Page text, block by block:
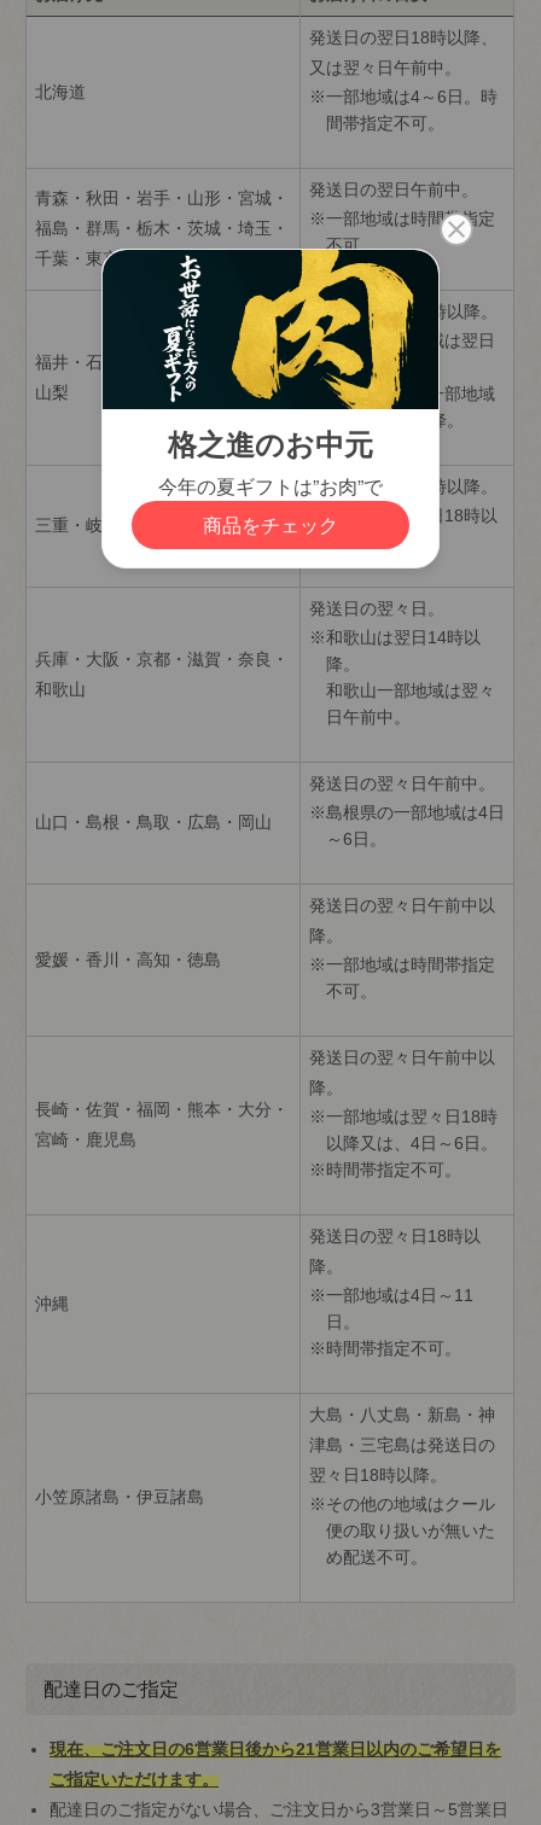
北海道
発送日の翌日18時以降、
又は翌々日午前中。
一部地域は4～6日。時
間帯指定不可。
青森・秋田・岩手・山形・宮城・
福島・群馬・栃木・茨城・埼玉・
千葉・東京・神奈川
発送日の翌日午前中。
一部地域は時間帯指定
不可。
福井・石川・富山・新潟・長野・
山梨
発送日の翌日14時以降。
新潟の一部地域は翌日
午前中。
福井・石川の一部地域
は翌日18時以降。
三重・岐阜・愛知・静岡
発送日の翌日14時以降。
一部地域は翌日18時以
兵庫・大阪・京都・滋賀・奈良・
和歌山
発送日の翌々日。
和歌山は翌日14時以
降。
和歌山一部地域は翌々
日午前中。
山口・島根・鳥取・広島・岡山
発送日の翌々日午前中。
島根県の一部地域は4日
～6日。
愛媛・香川・高知・徳島
発送日の翌々日午前中以
降。
一部地域は時間帯指定
不可。
長崎・佐賀・福岡・熊本・大分・
宮崎・鹿児島
発送日の翌々日午前中以
降。
一部地域は翌々日18時
以降又は、4日～6日。
時間帯指定不可。
沖縄
発送日の翌々日18時以
降。
一部地域は4日～11
日。
時間帯指定不可。
小笠原諸島・伊豆諸島
大島・八丈島・新島・神
津島・三宅島は発送日の
翌々日18時以降。
その他の地域はクール
便の取り扱いが無いた
め配送不可。
配達日のご指定
現在、ご注文日の6営業日後から21営業日以内のご希望日を
ご指定いただけます。
配達日のご指定がない場合、ご注文日から3営業日～5営業日